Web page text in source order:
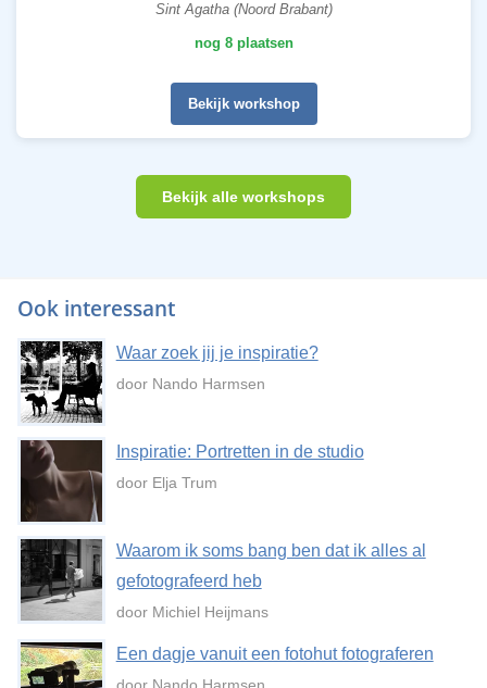
Sint Agatha (Noord Brabant)
nog 8 plaatsen
Bekijk workshop
Bekijk alle workshops
Ook interessant
Waar zoek jij je inspiratie?
door Nando Harmsen
Inspiratie: Portretten in de studio
door Elja Trum
Waarom ik soms bang ben dat ik alles al
gefotografeerd heb
door Michiel Heijmans
Een dagje vanuit een fotohut fotograferen